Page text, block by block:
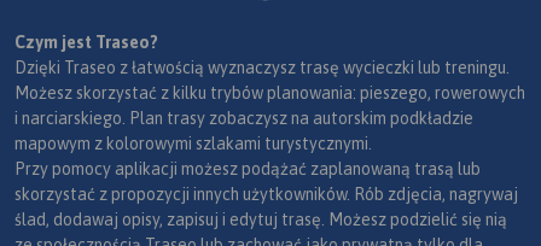
Czym jest Traseo?
Dzięki Traseo z łatwością wyznaczysz trasę wycieczki lub treningu.
Możesz skorzystać z kilku trybów planowania: pieszego, rowerowych
i narciarskiego. Plan trasy zobaczysz na autorskim podkładzie
mapowym z kolorowymi szlakami turystycznymi.
Przy pomocy aplikacji możesz podążać zaplanowaną trasą lub
skorzystać z propozycji innych użytkowników. Rób zdjęcia, nagrywaj
ślad, dodawaj opisy, zapisuj i edytuj trasę. Możesz podzielić się nią